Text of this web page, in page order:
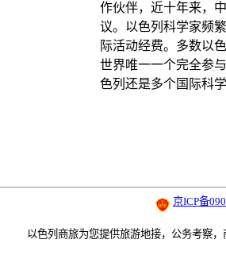
作伙伴，近十年来，
议。以色列科学家频
际活动经费。多数以
世界唯一一个完全参
色列还是多个国际科
京ICP备
以色列商旅为您提供旅游地接，公务考察